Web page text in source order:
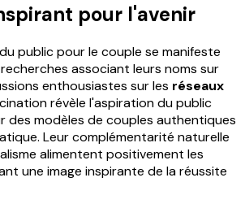
pour l'avenir
public pour le couple se manifeste
associant leurs noms sur
enthousiastes sur les réseaux
révèle l'aspiration du public
des modèles de couples authentiques
Leur complémentarité naturelle
alimentent positivement les
une image inspirante de la réussite